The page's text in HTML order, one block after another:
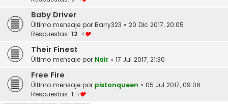
Baby Driver
Último mensaje por Barry323 « 20 Dic 2017, 20:05
Respuestas: 12 4
Their Finest
Último mensaje por Naír « 17 Jul 2017, 21:30
Free Fire
Último mensaje por pistonqueen « 05 Jul 2017, 09:06
Respuestas: 1 1